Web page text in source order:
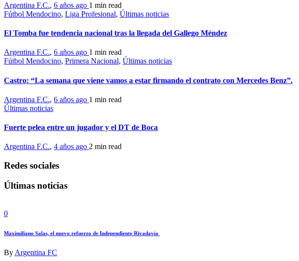
Argentina F.C., 6 años ago 1 min read
Fútbol Mendocino, Liga Profesional, Últimas noticias
El Tomba fue tendencia nacional tras la llegada del Gallego Méndez
Argentina F.C., 6 años ago 1 min read
Fútbol Mendocino, Primera Nacional, Últimas noticias
Castro: “La semana que viene vamos a estar firmando el contrato con Mercedes Benz”.
Argentina F.C., 6 años ago 1 min read
Últimas noticias
Fuerte pelea entre un jugador y el DT de Boca
Argentina F.C., 4 años ago 2 min read
Redes sociales
Últimas noticias
0
Maximiliano Salas, el nuevo refuerzo de Independiente Rivadavia
By Argentina FC